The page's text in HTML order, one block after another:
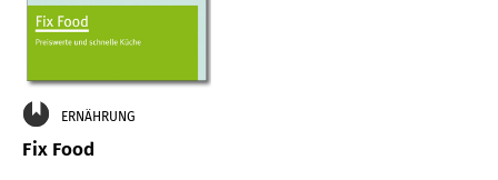
ERNÄHRUNG
Fix Food